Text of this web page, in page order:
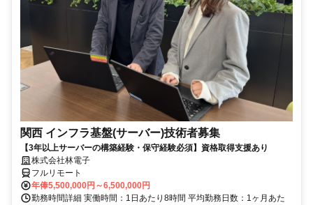
関西 インフラ基盤(サーバー)技術者募集
【3年以上サーバーの構築経験・保守経験必須】資格取得支援あり
株式会社林電子
フルリモート
年俸5,500,000円～6,500,000円
勤務時間詳細 実働時間：1日あたり8時間 平均勤務日数：1ヶ月あた